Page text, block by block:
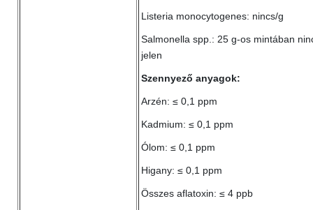
Listeria monocytogenes: nincs/g
Salmonella spp.: 25 g-os mintában
jelen
Szennyező anyagok:
Arzén: ≤ 0,1 ppm
Kadmium: ≤ 0,1 ppm
Ólom: ≤ 0,1 ppm
Higany: ≤ 0,1 ppm
Összes aflatoxin: ≤ 4 ppb